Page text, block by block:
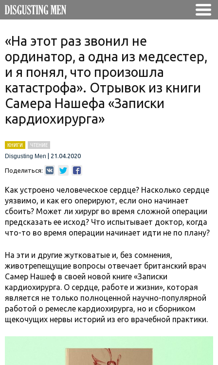
«На этот раз звонил не
ординатор, а одна из медсестер,
и я понял, что произошла
катастрофа». Отрывок из книги
Самера Нашефа «Записки
кардиохирурга»
КНИГИ
ЧТЕНИЕ
Disgusting Men
21.04.2020
Поделиться:
Как устроено человеческое сердце? Насколько сердце
уязвимо, и как его оперируют, если оно начинает
сбоить? Может ли хирург во время сложной операции
предсказать ее исход? Что испытывает доктор, когда
что-то во время операции начинает идти не по плану?
На эти и другие жутковатые и, без сомнения,
животрепещущие вопросы отвечает британский врач
Самер Нашеф в своей новой книге «Записки
кардиохирурга. О сердце, работе и жизни», которая
является не только полноценной научно-популярной
работой о ремесле кардиохирурга, но и сборником
щекочущих нервы историй из его врачебной практики.